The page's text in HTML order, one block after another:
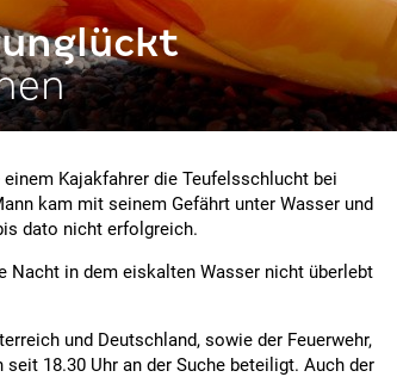
Kajakfahrer die Teufelsschlucht bei
kam mit seinem Gefährt unter Wasser und
dato nicht erfolgreich.
Nacht in dem eiskalten Wasser nicht überlebt
und Deutschland, sowie der Feuerwehr,
18.30 Uhr an der Suche beteiligt. Auch der